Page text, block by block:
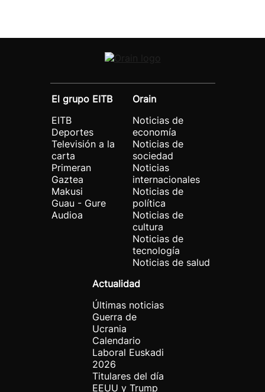
El grupo EITB
EITB
Deportes
Televisión a la
carta
Primeran
Gaztea
Makusi
Guau - Gure
Audioa
Orain
Noticias de
economía
Noticias de
sociedad
Noticias
internacionales
Noticias de
política
Noticias de
cultura
Noticias de
tecnología
Noticias de salud
Actualidad
Últimas noticias
Guerra de
Ucrania
Calendario
Laboral Euskadi
2026
Titulares del día
EEUU y Trump